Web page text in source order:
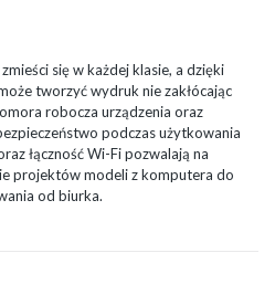
się w każdej klasie, a dzięki
tworzyć wydruk nie zakłócając
robocza urządzenia oraz
podczas użytkowania
łączność Wi-Fi pozwalają na
projektów modeli z komputera do
od biurka.